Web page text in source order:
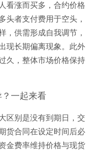
看涨而买多，合约价格
头者支付费用于空头，
，供需形成自我调节，
现长期偏离现象。此外
久，整体市场价格保持
一起来看
区别是没有到期日，交
货合同在设定时间后必
金费率维持价格与现货